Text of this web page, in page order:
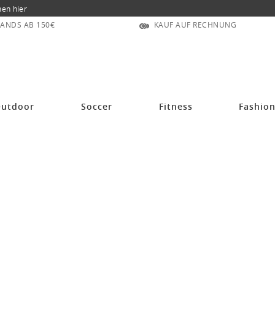
hier
AB 150€
KAUF AUF RECHNUNG
Soccer Fitness